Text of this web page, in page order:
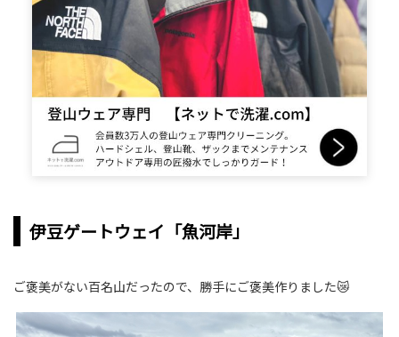
伊豆ゲートウェイ「魚河岸」
ご褒美がない百名山だったので、勝手にご褒美作りました😿